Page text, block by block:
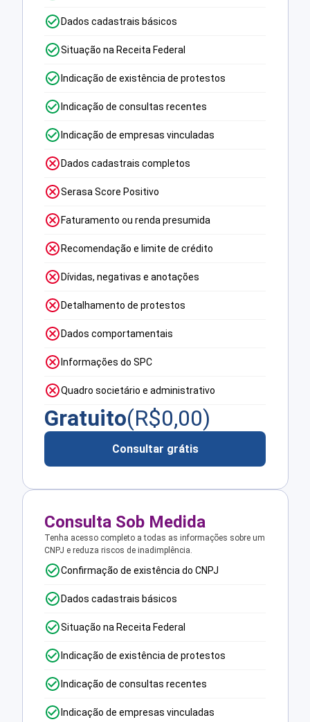
Dados cadastrais básicos
Situação na Receita Federal
Indicação de existência de protestos
Indicação de consultas recentes
Indicação de empresas vinculadas
Dados cadastrais completos
Serasa Score Positivo
Faturamento ou renda presumida
Recomendação e limite de crédito
Dívidas, negativas e anotações
Detalhamento de protestos
Dados comportamentais
Informações do SPC
Quadro societário e administrativo
Gratuito(R$0,00)
Consultar grátis
Consulta Sob Medida
Tenha acesso completo a todas as informações sobre um
CNPJ e reduza riscos de inadimplência.
Confirmação de existência do CNPJ
Dados cadastrais básicos
Situação na Receita Federal
Indicação de existência de protestos
Indicação de consultas recentes
Indicação de empresas vinculadas